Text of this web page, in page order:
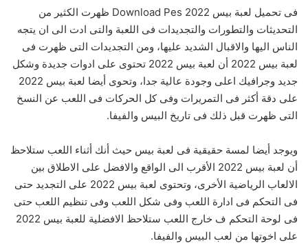
فى تحميل لعبة بيس 2022 Download Pes ظهرت الكثير من
التحديثات والتطورات والتجديدات فى اللعبة والتى ادت الى ان يتجه
الناس اليها والاقبال الشديد عليها، ومن التجديدات التى ظهرت فى
لعبة بيس 2022 أن لعبة بيس 2022 تحتوى على ادوات جديدة وشكل
جديد وجرافيك اعلى وجودة عالية جدا، وتحوى أيضا لعبة بيس 2022
على دقة أكثر فى التمريرات وفى كل الحركات فى اللعب عن النسخ
التى ظهرت قبل ذلك فى تاريخ البيس والفيفا.
ويوجد أيضا لمسة حقيقية فى لعبة بيس حيث أنك أثناء اللعب ستلاحظ
أن لعبة بيس 2022 الأقرب الى الواقع والافضل على الاطلاق بين
الالعاب الرياضية الأخرى، وتحتوى لعبة بيس 2022 على التجديد حتى
فى التحكم فى ادارة اللعب وفى شكل اللعب وفى تنظيم اللعب حتى
فى لوحة التحكم ف خارج اللعب ستلاحظ الافضلية للعبة بيس 2022
على اخوتها من لعب البيس والفيفا.